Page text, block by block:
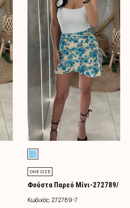
ONE SIZE
Φούστα Παρεό Μίνι-272789/
Τιρκουάζ
Κωδικός:272789-7